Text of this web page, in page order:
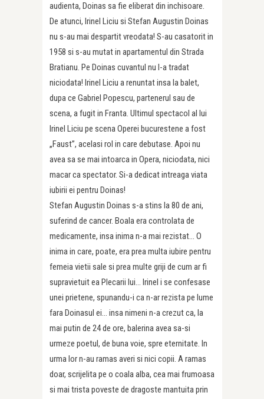
audienta, Doinas sa fie eliberat din inchisoare.
De atunci, Irinel Liciu si Stefan Augustin Doinas
nu s-au mai despartit vreodata! S-au casatorit in
1958 si s-au mutat in apartamentul din Strada
Bratianu. Pe Doinas cuvantul nu l-a tradat
niciodata! Irinel Liciu a renuntat insa la balet,
dupa ce Gabriel Popescu, partenerul sau de
scena, a fugit in Franta. Ultimul spectacol al lui
Irinel Liciu pe scena Operei bucurestene a fost
„Faust”, acelasi rol in care debutase. Apoi nu
avea sa se mai intoarca in Opera, niciodata, nici
macar ca spectator. Si-a dedicat intreaga viata
iubirii ei pentru Doinas!
Stefan Augustin Doinas s-a stins la 80 de ani,
suferind de cancer. Boala era controlata de
medicamente, insa inima n-a mai rezistat… O
inima in care, poate, era prea multa iubire pentru
femeia vietii sale si prea multe griji de cum ar fi
supravietuit ea Plecarii lui… Irinel i se confesase
unei prietene, spunandu-i ca n-ar rezista pe lume
fara Doinasul ei… insa nimeni n-a crezut ca, la
mai putin de 24 de ore, balerina avea sa-si
urmeze poetul, de buna voie, spre eternitate. In
urma lor n-au ramas averi si nici copii. A ramas
doar, scrijelita pe o coala alba, cea mai frumoasa
si mai trista poveste de dragoste mantuita prin